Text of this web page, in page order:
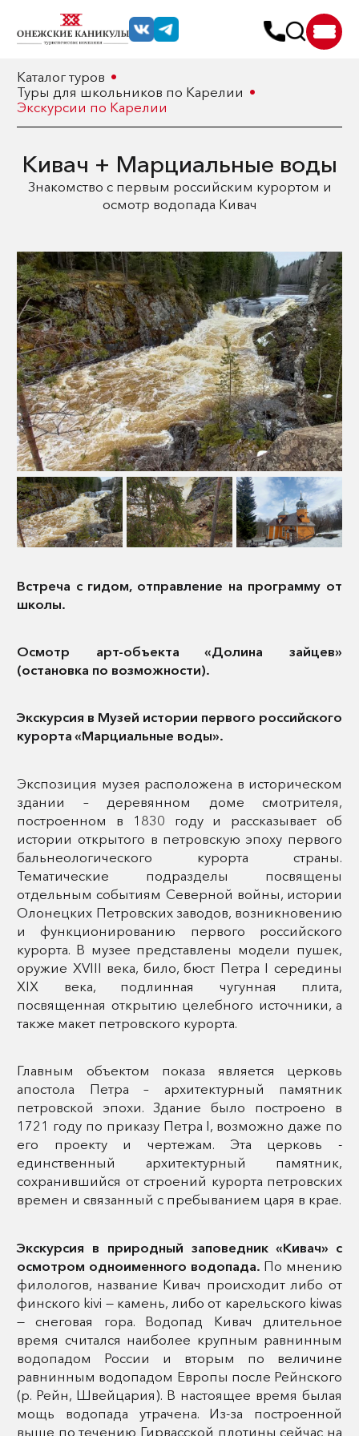
Каталог туров
Туры для школьников по Карелии
Экскурсии по Карелии
Кивач + Марциальные воды
Знакомство с первым российским курортом и
осмотр водопада Кивач
Встреча с гидом, отправление на программу от
школы.
Осмотр арт-объекта «Долина зайцев»
(остановка по возможности).
Экскурсия в Музей истории первого российского
курорта «Марциальные воды».
Экспозиция музея расположена в историческом
здании – деревянном доме смотрителя,
построенном в 1830 году и рассказывает об
истории открытого в петровскую эпоху первого
бальнеологического курорта страны.
Тематические подразделы посвящены
отдельным событиям Северной войны, истории
Олонецких Петровских заводов, возникновению
и функционированию первого российского
курорта. В музее представлены модели пушек,
оружие XVIII века, било, бюст Петра I середины
XIX века, подлинная чугунная плита,
посвященная открытию целебного источники, а
также макет петровского курорта.
Главным объектом показа является церковь
апостола Петра – архитектурный памятник
петровской эпохи. Здание было построено в
1721 году по приказу Петра I, возможно даже по
его проекту и чертежам. Эта церковь -
единственный архитектурный памятник,
сохранившийся от строений курорта петровских
времен и связанный с пребыванием царя в крае.
Экскурсия в природный заповедник «Кивач» с
осмотром одноименного водопада. По мнению
филологов, название Кивач происходит либо от
финского kivi — камень, либо от карельского kiwas
— снеговая гора. Водопад Кивач длительное
время считался наиболее крупным равнинным
водопадом России и вторым по величине
равнинным водопадом Европы после Рейнского
(р. Рейн, Швейцария). В настоящее время былая
мощь водопада утрачена. Из-за построенной
выше по течению Гирвасской плотины сейчас на